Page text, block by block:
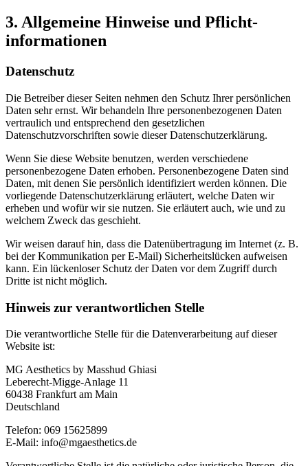
3. Allgemeine Hinweise und Pflicht­
informationen
Datenschutz
Die Betreiber dieser Seiten nehmen den Schutz Ihrer persönlichen
Daten sehr ernst. Wir behandeln Ihre personenbezogenen Daten
vertraulich und entsprechend den gesetzlichen
Datenschutzvorschriften sowie dieser Datenschutzerklärung.
Wenn Sie diese Website benutzen, werden verschiedene
personenbezogene Daten erhoben. Personenbezogene Daten sind
Daten, mit denen Sie persönlich identifiziert werden können. Die
vorliegende Datenschutzerklärung erläutert, welche Daten wir
erheben und wofür wir sie nutzen. Sie erläutert auch, wie und zu
welchem Zweck das geschieht.
Wir weisen darauf hin, dass die Datenübertragung im Internet (z. B.
bei der Kommunikation per E-Mail) Sicherheitslücken aufweisen
kann. Ein lückenloser Schutz der Daten vor dem Zugriff durch
Dritte ist nicht möglich.
Hinweis zur verantwortlichen Stelle
Die verantwortliche Stelle für die Datenverarbeitung auf dieser
Website ist:
MG Aesthetics by Masshud Ghiasi
Leberecht-Migge-Anlage 11
60438 Frankfurt am Main
Deutschland
Telefon: 069 15625899
E-Mail: info@mgaesthetics.de